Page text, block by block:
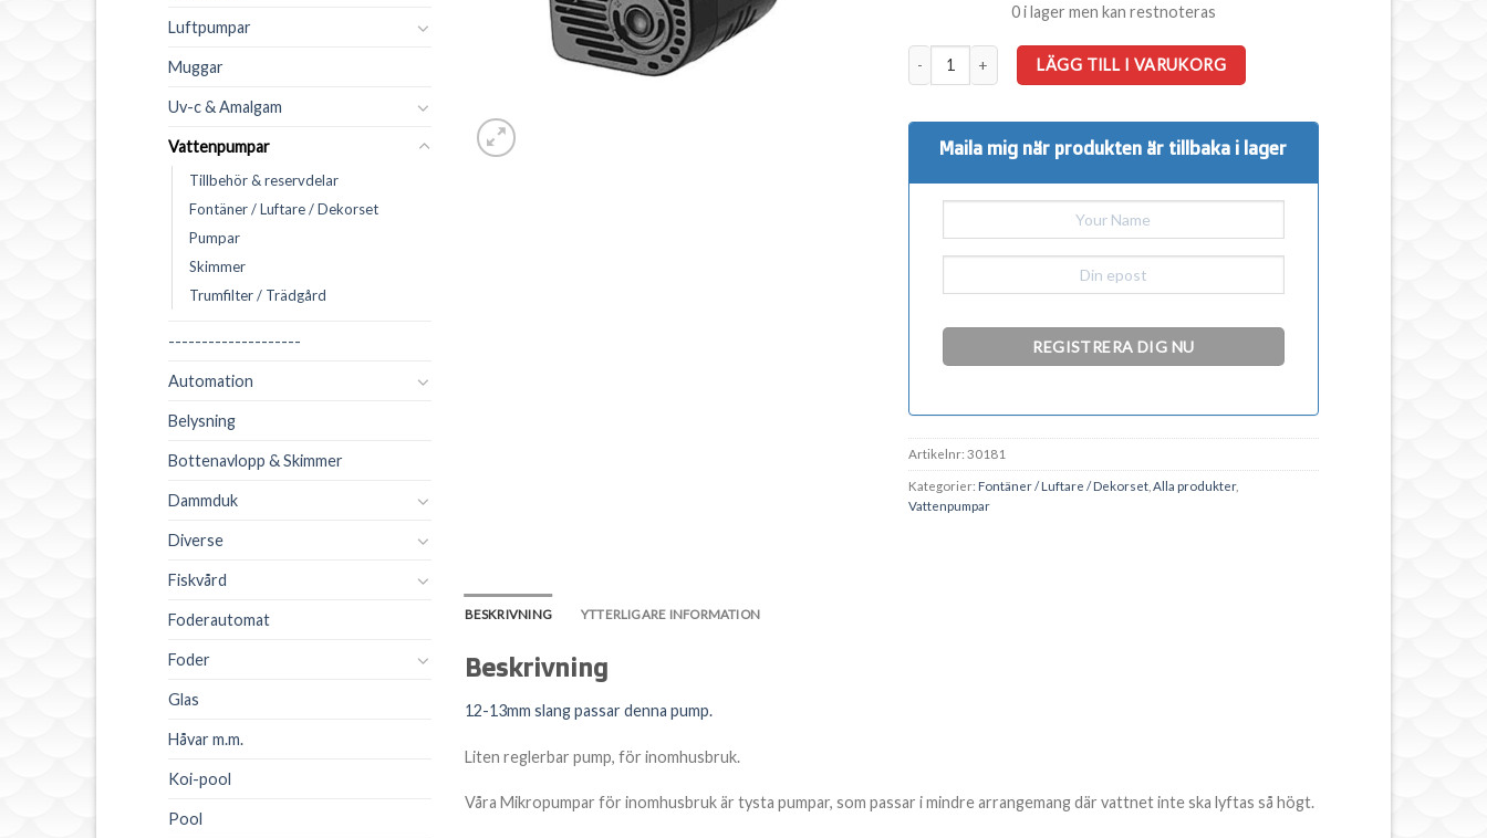
Luftpumpar
Muggar
Uv-c & Amalgam
Vattenpumpar
Tillbehör & reservdelar
Fontäner / Luftare / Dekorset
Pumpar
Skimmer
Trumfilter / Trädgård
--------------------
Automation
Belysning
Bottenavlopp & Skimmer
Dammduk
Diverse
Fiskvård
Foderautomat
Foder
Glas
Håvar m.m.
Koi-pool
Pool
0 i lager men kan restnoteras
Mikropump 300 inomhus. Ej med vattenslang mängd
LÄGG TILL I VARUKORG
Maila mig när produkten är tillbaka i lager
Artikelnr: 30181
Kategorier: Fontäner / Luftare / Dekorset, Alla produkter,
Vattenpumpar
BESKRIVNING YTTERLIGARE INFORMATION
Beskrivning
12-13mm slang passar denna pump.
Liten reglerbar pump, för inomhusbruk.
Våra Mikropumpar för inomhusbruk är tysta pumpar, som passar i mindre arrangemang där vattnet inte ska lyftas så högt.